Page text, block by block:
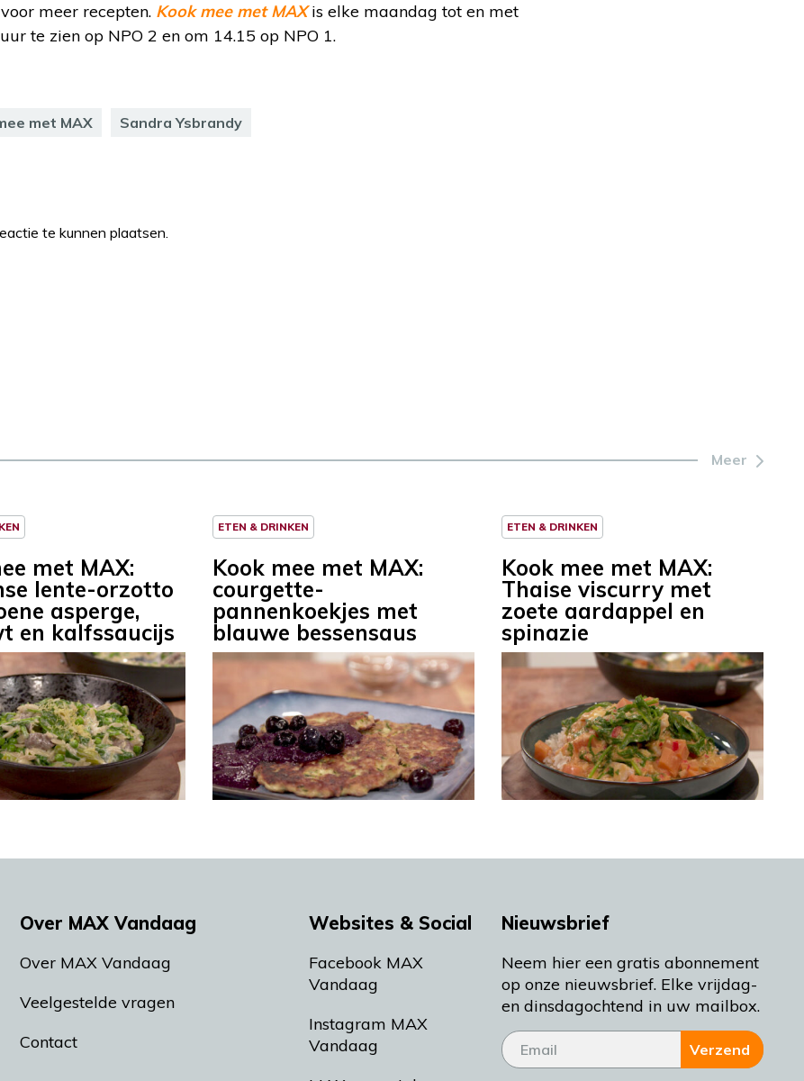
voor meer recepten. Kook mee met MAXis elke maandag tot en met
te zien op NPO 2 en om 14.15 op NPO 1.
met MAX Sandra Ysbrandy
te kunnen plaatsen.
Meer
met MAX:
lente-orzotto
asperge,
en kalfssaucijs
ETEN & DRINKEN
Kook mee met MAX:
courgette-
pannenkoekjes met
blauwe bessensaus
ETEN & DRINKEN
Kook mee met MAX:
Thaise viscurry met
zoete aardappel en
spinazie
Over MAX Vandaag
Over MAX Vandaag
Veelgestelde vragen
Contact
Websites & Social
Facebook MAX
Vandaag
Instagram MAX
Vandaag
Nieuwsbrief
Neem hier een gratis abonnement
op onze nieuwsbrief. Elke vrijdag-
en dinsdagochtend in uw mailbox.
Verzend